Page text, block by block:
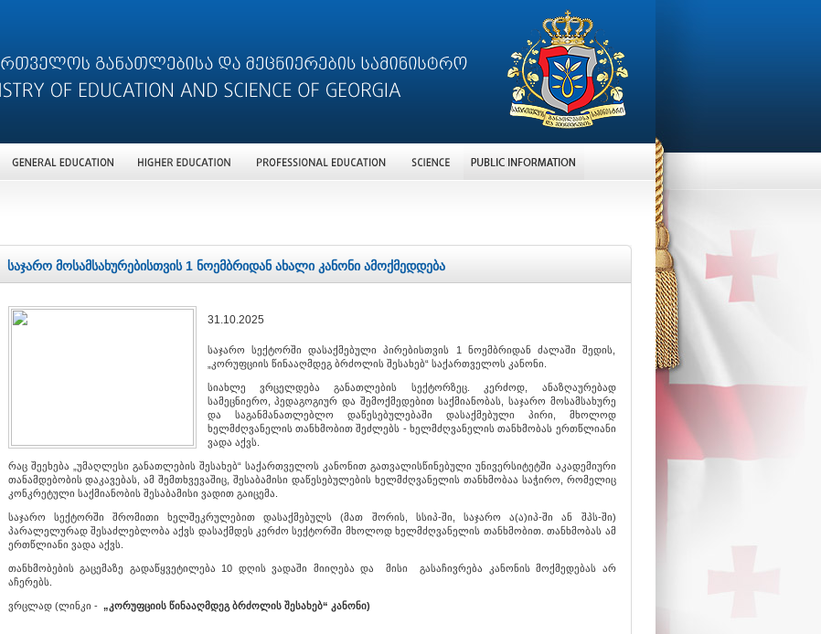
საჯარო მოსამსახურებისთვის 1 ნოემბრიდან ახალი კანონი ამოქმედდება
31.10.2025
საჯარო სექტორში დასაქმებული პირებისთვის 1 ნოემბრიდან ძალაში შედის,
„კორუფციის წინააღმდეგ ბრძოლის შესახებ“ საქართველოს კანონი.
სიახლე ვრცელდება განათლების სექტორზეც. კერძოდ, ანაზღაურებად
სამეცნიერო, პედაგოგიურ და შემოქმედებით საქმიანობას, საჯარო მოსამსახურე
და საგანმანათლებლო დაწესებულებაში დასაქმებული პირი, მხოლოდ
ხელმძღვანელის თანხმობით შეძლებს - ხელმძღვანელის თანხმობას ერთწლიანი
ვადა აქვს.
რაც შეეხება „უმაღლესი განათლების შესახებ“ საქართველოს კანონით გათვალისწინებული უნივერსიტეტში აკადემიური
თანამდებობის დაკავებას, ამ შემთხვევაშიც, შესაბამისი დაწესებულების ხელმძღვანელის თანხმობაა საჭირო, რომელიც
კონკრეტული საქმიანობის შესაბამისი ვადით გაიცემა.
საჯარო სექტორში შრომითი ხელშეკრულებით დასაქმებულს (მათ შორის, სსიპ-ში, საჯარო ა(ა)იპ-ში ან შპს-ში)
პარალელურად შესაძლებლობა აქვს დასაქმდეს კერძო სექტორში მხოლოდ ხელმძღვანელის თანხმობით. თანხმობას ამ
ერთწლიანი ვადა აქვს.
თანხმობების გაცემაზე გადაწყვეტილება 10 დღის ვადაში მიიღება და მისი გასაჩივრება კანონის მოქმედებას არ
აჩერებს.
ვრცლად (ლინკი - „კორუფციის წინააღმდეგ ბრძოლის შესახებ“ კანონი)